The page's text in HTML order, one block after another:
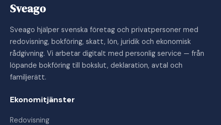
Sveago
Sveago hjälper svenska företag och privatpersoner med
redovisning, bokföring, skatt, lön, juridik och ekonomisk
rådgivning. Vi arbetar digitalt med personlig service — från
löpande bokföring till bokslut, deklaration, avtal och
familjerätt.
Ekonomitjänster
Redovisning